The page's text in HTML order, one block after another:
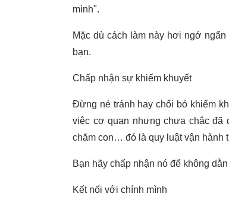
mình".
Mặc dù cách làm này hơi ngớ
bạn.
Chấp nhận sự khiếm khuyết
Đừng né tránh hay chối bỏ khiếm
việc cơ quan nhưng chưa chắc đã
chăm con… đó là quy luật vận hành
Bạn hãy chấp nhận nó để không
Kết nối với chính mình